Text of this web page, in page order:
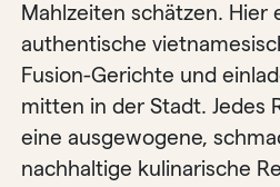
Mahlzeiten schätzen. Hier
authentische
Fusion-Gerichte und
mitten in der Stadt. Jedes
eine ausgewogene,
nachhaltige kulinarische